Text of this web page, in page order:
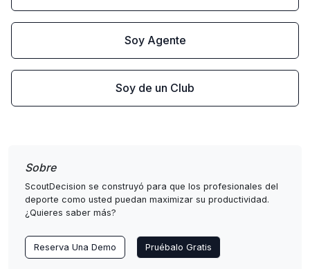
Soy Agente
Soy de un Club
Sobre
ScoutDecision se construyó para que los profesionales del
deporte como usted puedan maximizar su productividad.
¿Quieres saber más?
Reserva Una Demo Pruébalo Gratis